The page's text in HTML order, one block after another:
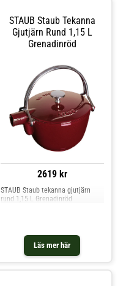
STAUB Staub Tekanna
Gjutjärn Rund 1,15 L
Grenadinröd
2619 kr
Läs mer här
STAUB Staub tekanna gjutjärn
rund 1,15 L Grenadinröd